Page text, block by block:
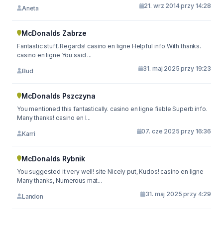
Aneta 21. wrz 2014 przy 14:28
McDonalds Zabrze
Fantastic stuff, Regards! casino en ligne Helpful info With thanks.
casino en ligne You said ...
Bud 31. maj 2025 przy 19:23
McDonalds Pszczyna
You mentioned this fantastically. casino en ligne fiable Superb info.
Many thanks! casino en l...
Karri 07. cze 2025 przy 16:36
McDonalds Rybnik
You suggested it very well! site Nicely put, Kudos! casino en ligne
Many thanks, Numerous mat...
Landon 31. maj 2025 przy 4:29